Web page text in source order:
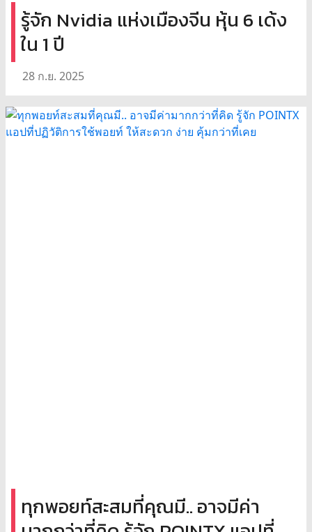
รู้จัก Nvidia แห่งเมืองจีน หุ้น 6 เด้ง
ใน 1 ปี
28 ก.ย. 2025
ทุกพอยท์สะสมที่คุณมี.. อาจมีค่า